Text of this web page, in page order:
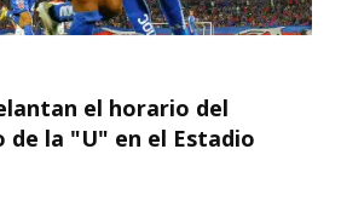
el horario del
la "U" en el Estadio